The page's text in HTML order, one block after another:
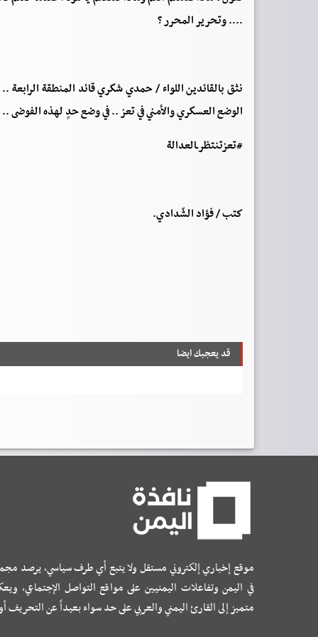
.... وتحرير المحرر ؟
نثق بالقائدين اللواء / حمدي شكري قائد المنطقة
الوضع العسكري والأمني في تعز .. في وضع حدٍ لهذه الفوضى ..
#تعزتنتظرـالعدالة
كتب / فؤاد الشّدادي.
قد يعجبك ايضا
موقع إخباري إلكتروني مستقل ولا يتبع أي طرف سياسي، يرصد
في اليمن وتفاعلات اليمنيين على مواقع التواصل الإجتماعي،
متميز إلى القارئ اليمني والعربي على حد سواء بعيداً عن التحريف